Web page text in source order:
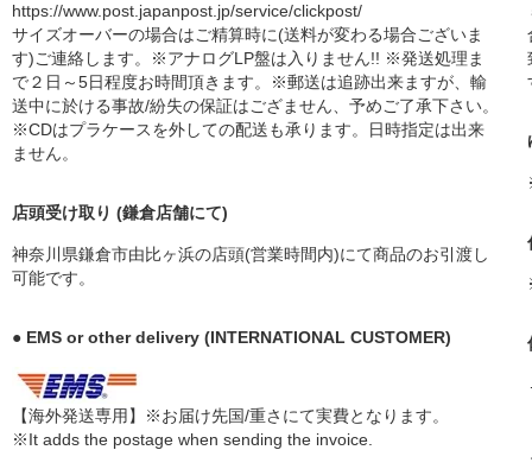
https://www.post.japanpost.jp/service/clickpost/
サイズオーバーの場合はご精算時に(送料が変わる場合ございま
す)ご連絡します。※アナログLP盤は入りません!! ※発送処理ま
で２日～5日程度お時間頂きます。※郵送は追跡出来ますが、輸
送中に於ける事故/紛失の保証はござません、予めご了承下さい。
※CDはプラケースを外しての配送も承ります。日時指定は出来
ません。
店頭受け取り (鎌倉店舗にて)
神奈川県鎌倉市由比ヶ浜の店頭(営業時間内)にて商品のお引渡し
可能です。
● EMS or other delivery (INTERNATIONAL CUSTOMER)
【海外発送専用】※お届け先国/重さにて実費となります。
※It adds the postage when sending the invoice.